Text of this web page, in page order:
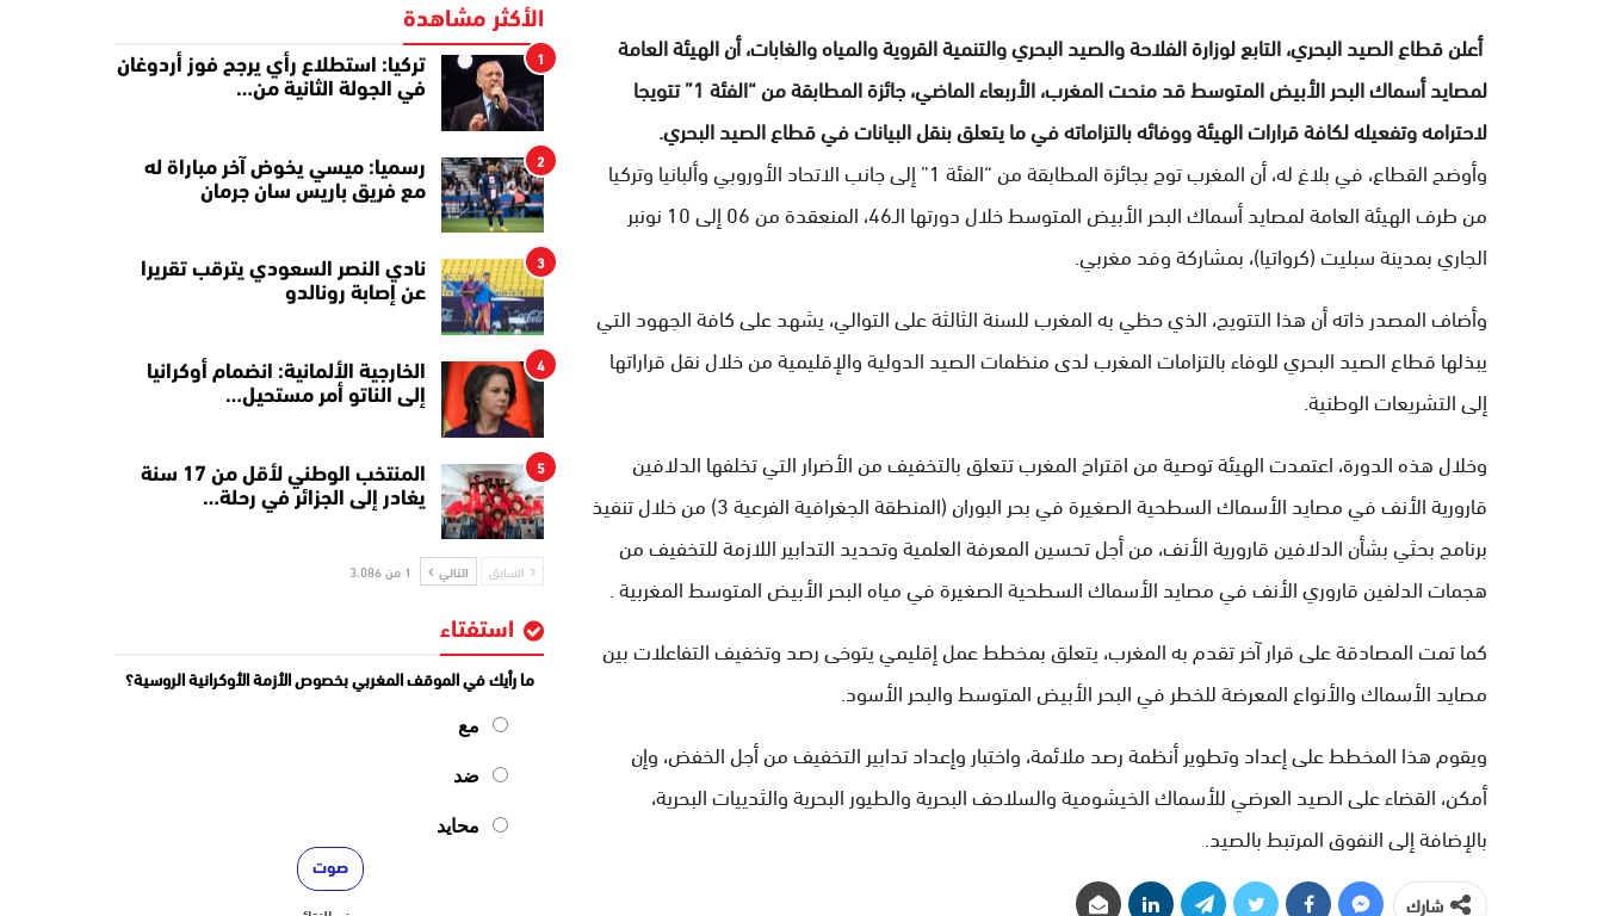
أعلن قطاع الصيد البحري، التابع لوزارة الفلاحة والصيد البحري والتنمية القروية والمياه والغابات، أن الهيئة العامة
لمصايد أسماك البحر الأبيض المتوسط قد منحت المغرب، الأربعاء الماضي، جائزة المطابقة من “الفئة 1” تتويجا
لاحترامه وتفعيله لكافة قرارات الهيئة ووفائه بالتزاماته في ما يتعلق بنقل البيانات في قطاع الصيد البحري.
وأوضح القطاع، في بلاغ له، أن المغرب توج بجائزة المطابقة من “الفئة 1” إلى جانب الاتحاد الأوروبي وألبانيا وتركيا
من طرف الهيئة العامة لمصايد أسماك البحر الأبيض المتوسط خلال دورتها الـ46، المنعقدة من 06 إلى 10 نونبر
الجاري بمدينة سبليت (كرواتيا)، بمشاركة وفد مغربي.
وأضاف المصدر ذاته أن هذا التتويج، الذي حظي به المغرب للسنة الثالثة على التوالي، يشهد على كافة الجهود التي
يبذلها قطاع الصيد البحري للوفاء بالتزامات المغرب لدى منظمات الصيد الدولية والإقليمية من خلال نقل قراراتها
إلى التشريعات الوطنية.
وخلال هذه الدورة، اعتمدت الهيئة توصية من اقتراح المغرب تتعلق بالتخفيف من الأضرار التي تخلفها الدلافين
قارورية الأنف في مصايد الأسماك السطحية الصغيرة في بحر البوران (المنطقة الجغرافية الفرعية 3) من خلال تنفيذ
برنامج بحثي بشأن الدلافين قارورية الأنف، من أجل تحسين المعرفة العلمية وتحديد التدابير اللازمة للتخفيف من
هجمات الدلفين قاروري الأنف في مصايد الأسماك السطحية الصغيرة في مياه البحر الأبيض المتوسط المغربية .
كما تمت المصادقة على قرار آخر تقدم به المغرب، يتعلق بمخطط عمل إقليمي يتوخى رصد وتخفيف التفاعلات بين
مصايد الأسماك والأنواع المعرضة للخطر في البحر الأبيض المتوسط والبحر الأسود.
ويقوم هذا المخطط على إعداد وتطوير أنظمة رصد ملائمة، واختبار وإعداد تدابير التخفيف من أجل الخفض، وإن
أمكن، القضاء على الصيد العرضي للأسماك الخيشومية والسلاحف البحرية والطيور البحرية والثدييات البحرية،
بالإضافة إلى النفوق المرتبط بالصيد.
شارك
الأكثر مشاهدة
1
تركيا: استطلاع رأي يرجح فوز أردوغان
في الجولة الثانية من…
2
رسميا: ميسي يخوض آخر مباراة له
مع فريق باريس سان جرمان
3
نادي النصر السعودي يترقب تقريرا
عن إصابة رونالدو
4
الخارجية الألمانية: انضمام أوكرانيا
إلى الناتو أمر مستحيل…
5
المنتخب الوطني لأقل من 17 سنة
يغادر إلى الجزائر في رحلة…
السابق التالي 1 من 3٬086
استفتاء
ما رأيك في الموقف المغربي بخصوص الأزمة الأوكرانية الروسية؟
مع
ضد
محايد